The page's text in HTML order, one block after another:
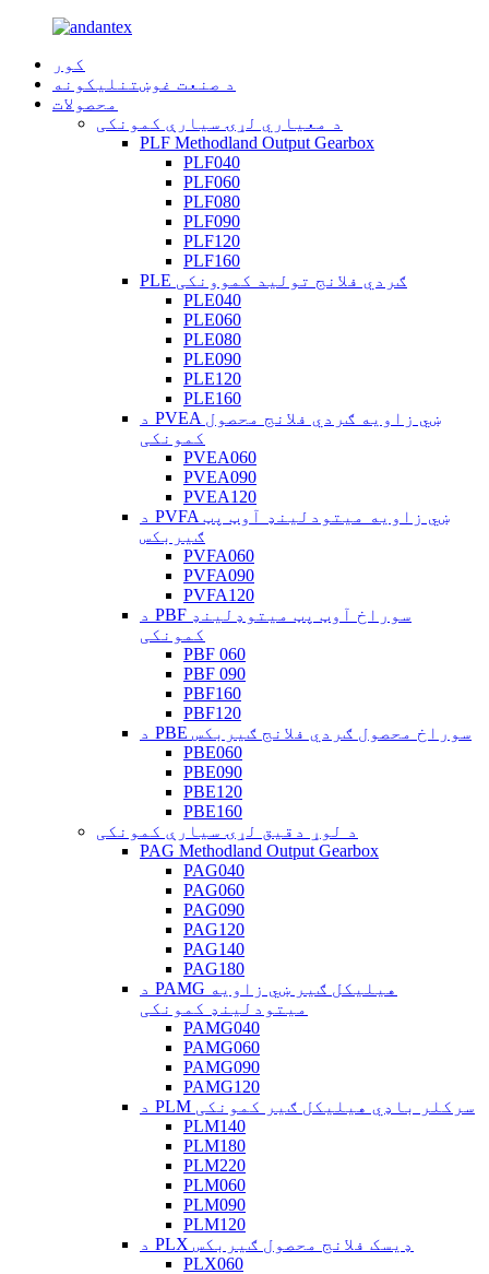
کور
د صنعت غوښتنلیکونه
محصولات
د معیاري لړۍ سیارې کمونکی
PLF Methodland Output Gearbox
PLF040
PLF060
PLF080
PLF090
PLF120
PLF160
PLE ګردي فلانج تولید کموونکی
PLE040
PLE060
PLE080
PLE090
PLE120
PLE160
د PVEA ښي زاویه ګردي فلانج محصول
کمونکی
PVEA060
PVEA090
PVEA120
د PVFA ښي زاویه میتودلینډ آوټ پټ
ګیربکس
PVFA060
PVFA090
PVFA120
د PBF سوراخ آوټ پټ میتوډلینډ
کمونکی
PBF 060
PBF 090
PBF160
PBF120
د PBE سوراخ محصول ګردي فلانج ګیربکس
PBE060
PBE090
PBE120
PBE160
د لوړ دقیق لړۍ سیارې کمونکی
PAG Methodland Output Gearbox
PAG040
PAG060
PAG090
PAG120
PAG140
PAG180
د PAMG هیلیکل ګیر ښي زاویه
میتودلینډ کمونکی
PAMG040
PAMG060
PAMG090
PAMG120
د PLM سرکلر باډي هیلیکل ګیر کمونکی
PLM140
PLM180
PLM220
PLM060
PLM090
PLM120
د PLX ډیسک فلانج محصول ګیربکس
PLX060